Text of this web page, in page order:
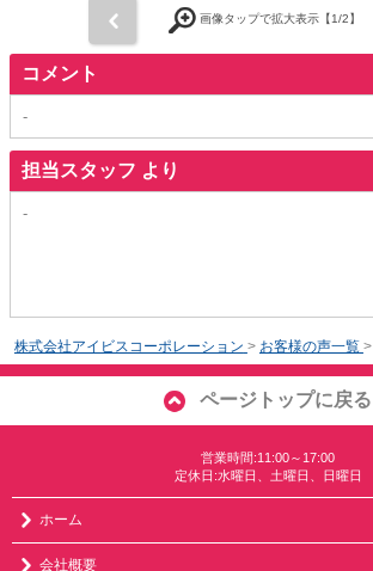
画像タップで拡大表示【1/2】
コメント
-
担当スタッフ より
-
株式会社アイビスコーポレーション > お客様の声一覧 >
ページトップに戻る
営業時間:11:00～17:00
定休日:水曜日、土曜日、日曜日
ホーム
会社概要